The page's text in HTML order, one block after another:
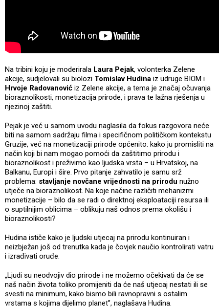
Na tribini koju je moderirala Laura Pejak, volonterka Zelene
akcije, sudjelovali su biolozi Tomislav Hudina iz udruge BIOM i
Hrvoje Radovanović iz Zelene akcije, a tema je značaj očuvanja
bioraznolikosti, monetizacija prirode, i prava te lažna rješenja u
njezinoj zaštiti.
Pejak je već u samom uvodu naglasila da fokus razgovora neće
biti na samom sadržaju filma i specifičnom političkom kontekstu
Gruzije, već na monetizaciji prirode općenito: kako ju promisliti na
način koji bi nam mogao pomoći da zaštitimo prirodu i
bioraznolikost i preživimo kao ljudska vrsta – u Hrvatskoj, na
Balkanu, Europi i šire. Prvo pitanje zahvatilo je samu srž
problema: stavljanje novčane vrijednosti na prirodu nužno
utječe na bioraznolikost. Na koje načine različiti mehanizmi
monetizacije – bilo da se radi o direktnoj eksploataciji resursa ili
o suptilnijim oblicima – oblikuju naš odnos prema okolišu i
bioraznolikosti?
Hudina ističe kako je ljudski utjecaj na prirodu kontinuiran i
neizbježan još od trenutka kada je čovjek naučio kontrolirati vatru
i izrađivati oruđe.
„Ljudi su neodvojiv dio prirode i ne možemo očekivati da će se
naš način života toliko promijeniti da će naš utjecaj nestati ili se
svesti na minimum, kako bismo bili ravnopravni s ostalim
vrstama s kojima dijelimo planet”, naglašava Hudina.